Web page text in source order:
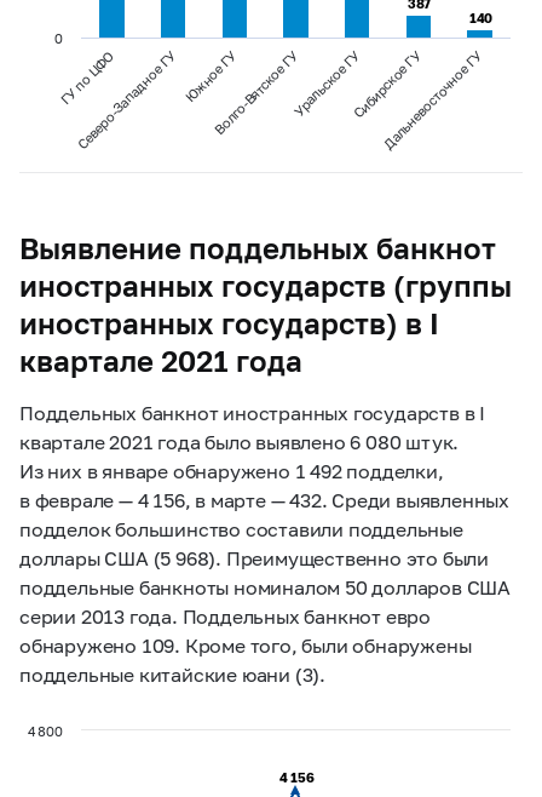
387
387
140
140
ГУ по ЦФО
Северо-Западное ГУ Южное ГУВолго-Вятское ГУУральское ГУСибирское ГУ
Дальневосточное ГУ
0
Выявление поддельных банкнот
иностранных государств (группы
иностранных государств) в I
квартале 2021 года
Поддельных банкнот иностранных государств в I
квартале 2021 года было выявлено 6 080 штук.
Из них в январе обнаружено 1 492 подделки,
в феврале — 4 156, в марте — 432. Среди выявленных
подделок большинство составили поддельные
доллары США (5 968). Преимущественно это были
поддельные банкноты номиналом 50 долларов США
серии 2013 года. Поддельных банкнот евро
обнаружено 109. Кроме того, были обнаружены
поддельные китайские юани (3).
4 156
4 156
4 800